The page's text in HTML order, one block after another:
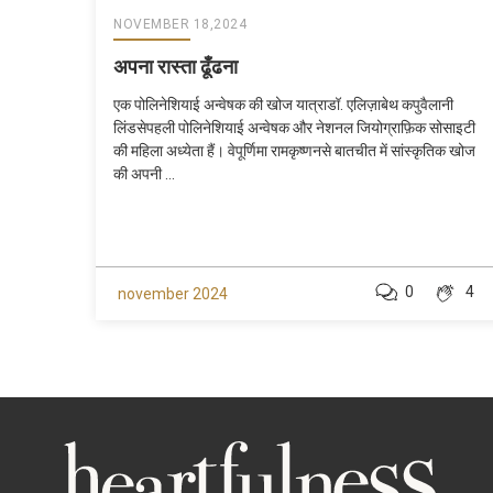
NOVEMBER 18,2024
अपना रास्ता ढूँढना
एक पोलिनेशियाई अन्वेषक की खोज यात्राडॉ. एलिज़ाबेथ कपुवैलानी
लिंडसेपहली पोलिनेशियाई अन्वेषक और नेशनल जियोग्राफ़िक सोसाइटी
की महिला अध्येता हैं। वेपूर्णिमा रामकृष्णनसे बातचीत में सांस्कृतिक खोज
की अपनी ...
november 2024 4
0